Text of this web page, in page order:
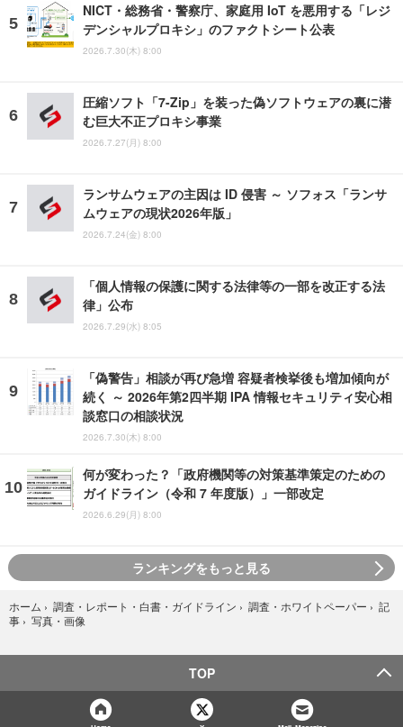
NICT・総務省・警察庁、家庭用 IoT を悪用する「レジ
デンシャルプロキシ」のファクトシート公表
2026.7.30(木) 8:00
圧縮ソフト「7-Zip」を装った偽ソフトウェアの裏に潜
む巨大不正プロキシ事業
2026.7.27(月) 8:00
ランサムウェアの主因は ID 侵害 ～ ソフォス「ランサ
ムウェアの現状2026年版」
2026.7.24(金) 8:00
「個人情報の保護に関する法律等の一部を改正する法
律」公布
2026.7.29(水) 8:05
「偽警告」相談が再び急増 容疑者検挙後も増加傾向が
続く ～ 2026年第2四半期 IPA 情報セキュリティ安心相
談窓口の相談状況
2026.7.30(木) 8:00
何が変わった？「政府機関等の対策基準策定のための
ガイドライン（令和 7 年度版）」一部改定
2026.6.29(月) 8:00
ランキングをもっと見る
ホーム › 調査・レポート・白書・ガイドライン › 調査・ホワイトペーパー › 記
事 › 写真・画像
TOP